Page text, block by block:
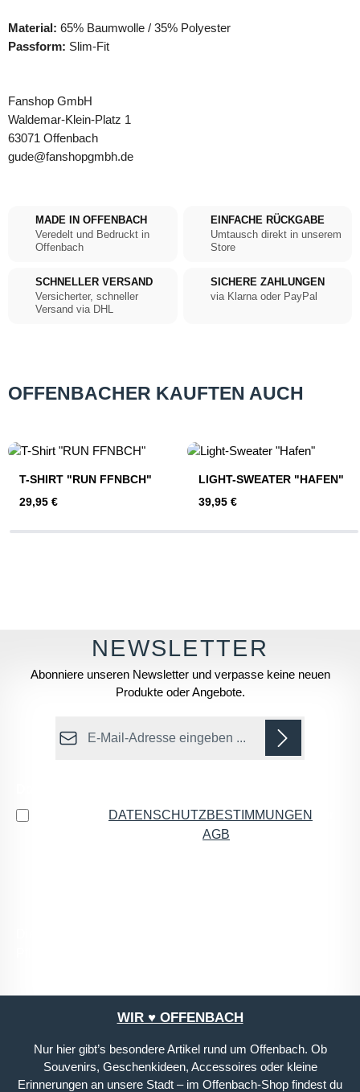
Material: 65% Baumwolle / 35% Polyester
Passform: Slim-Fit
Fanshop GmbH
Waldemar-Klein-Platz 1
63071 Offenbach
gude@fanshopgmbh.de
MADE IN OFFENBACH
Veredelt und Bedruckt in
Offenbach
EINFACHE RÜCKGABE
Umtausch direkt in unserem
Store
SCHNELLER VERSAND
Versicherter, schneller
Versand via DHL
SICHERE ZAHLUNGEN
via Klarna oder PayPal
OFFENBACHER KAUFTEN AUCH
T-SHIRT "RUN FFNBCH"
Regulärer Preis:
29,95 €
LIGHT-SWEATER "HAFEN"
Regulärer Preis:
39,95 €
Abonniere unseren Newsletter und verpasse keine neuen
Produkte oder Angebote.
E-Mail-Adresse*
DATENSCHUTZBESTIMMUNGEN
AGB
WIR ♥ OFFENBACH
Nur hier gibt’s besondere Artikel rund um Offenbach. Ob
Souvenirs, Geschenkideen, Accessoires oder kleine
Erinnerungen an unsere Stadt – im Offenbach-Shop findest du